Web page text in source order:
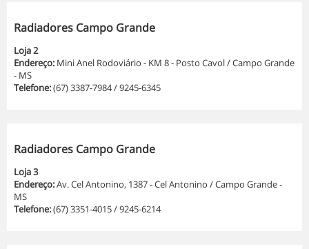
Radiadores Campo Grande
Loja 2
Endereço: Mini Anel Rodoviário - KM 8 - Posto Cavol / Campo Grande
- MS
Telefone:(67) 3387-7984 / 9245-6345
Radiadores Campo Grande
Loja 3
Endereço:Av. Cel Antonino, 1387 - Cel Antonino / Campo Grande -
MS
Telefone:(67) 3351-4015 / 9245-6214